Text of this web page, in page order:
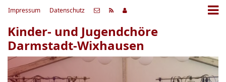
Impressum Datenschutz
Kinder- und Jugendchöre
Darmstadt-Wixhausen